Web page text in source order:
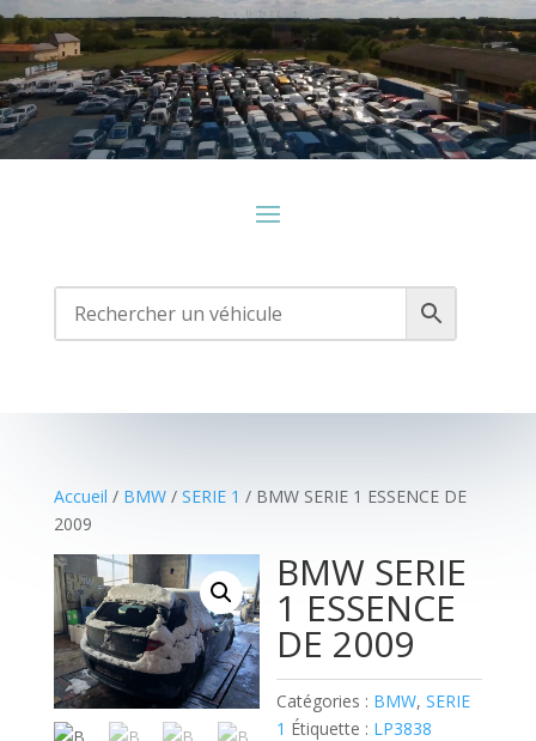
Lecteur
vidéo
Accueil / BMW/ SERIE 1 / BMW SERIE 1 ESSENCE DE
2009
BMW SERIE
1 ESSENCE
DE 2009
Catégories : BMW,SERIE
1 Étiquette : LP3838